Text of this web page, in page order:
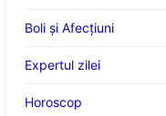
Boli și Afecțiuni
Expertul zilei
Horoscop